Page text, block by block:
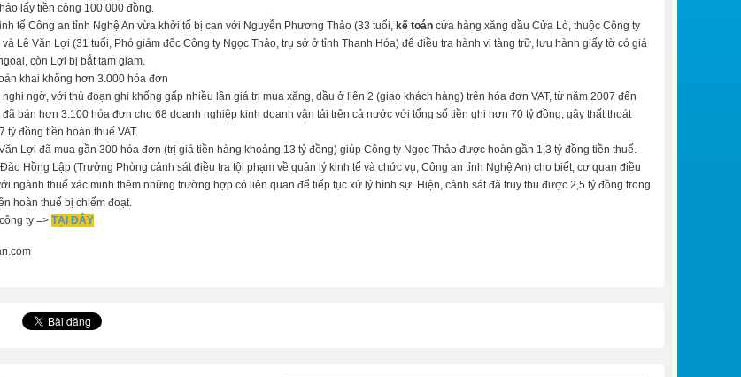
lấy tiền công 100.000 đồng.
tế Công an tỉnh Nghệ An vừa khởi tố bị can với Nguyễn Phương Thảo (33 tuổi, kế toán cửa hàng xăng dầu Cửa Lò, thuộc Công ty
Lê Văn Lợi (31 tuổi, Phó giám đốc Công ty Ngọc Thảo, trụ sở ở tỉnh Thanh Hóa) để điều tra hành vi tàng trữ, lưu hành giấy tờ có giá
còn Lợi bị bắt tạm giam.
ngờ, với thủ đoạn ghi khống gấp nhiều lần giá trị mua xăng, dầu ở liên 2 (giao khách hàng) trên hóa đơn VAT, từ năm 2007 đến
bán hơn 3.100 hóa đơn cho 68 doanh nghiệp kinh doanh vận tải trên cả nước với tổng số tiền ghi hơn 70 tỷ đồng, gây thất thoát
tỷ đồng tiền hoàn thuế VAT.
Lợi đã mua gần 300 hóa đơn (trị giá tiền hàng khoảng 13 tỷ đồng) giúp Công ty Ngọc Thảo được hoàn gần 1,3 tỷ đồng tiền thuế.
Hồng Lập (Trưởng Phòng cảnh sát điều tra tội phạm về quản lý kinh tế và chức vụ, Công an tỉnh Nghệ An) cho biết, cơ quan điều
ngành thuế xác minh thêm những trường hợp có liên quan để tiếp tục xử lý hình sự. Hiện, cảnh sát đã truy thu được 2,5 tỷ đồng trong
hoàn thuế bị chiếm đoạt.
ty => TẠI ĐÂY